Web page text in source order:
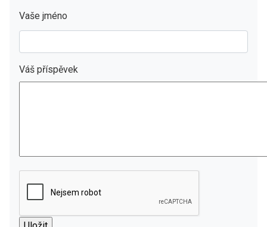
Vaše jméno
Váš příspěvek